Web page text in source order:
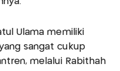
Ulama memiliki
sangat cukup
melalui Rabithah